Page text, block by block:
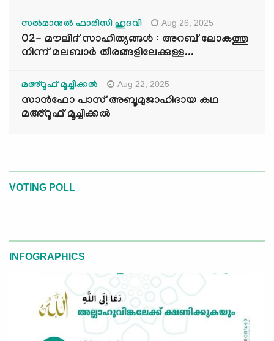
സൽമാനുൽ ഫാരിസി ഹുദവി Aug 26, 2025
02- മൗലിദ് സാഹിത്യങ്ങൾ : അറബ് ലോകത്തു
നിന്ന് മലബാർ തീരങ്ങളിലേക്കുള്ള...
മഅ്റൂഫ് മൂച്ചിക്കല്‍ Aug 22, 2025
സാൻഫോ പാസ് അബൂമുജാഹിദായ കഥ
മഅ്റൂഫ് മൂച്ചിക്കല്‍
VOTING POLL
INFOGRAPHICS